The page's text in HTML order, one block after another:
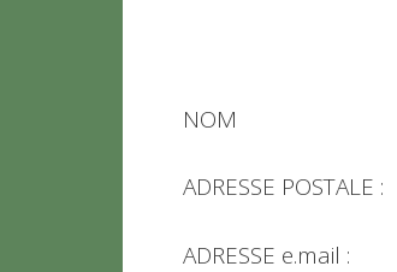
NOM
ADRESSE POSTALE :